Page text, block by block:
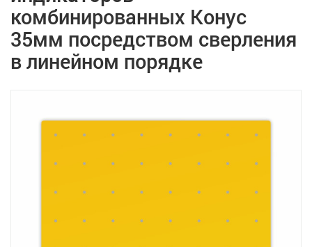
комбинированных Конус
35мм посредством сверления
в линейном порядке